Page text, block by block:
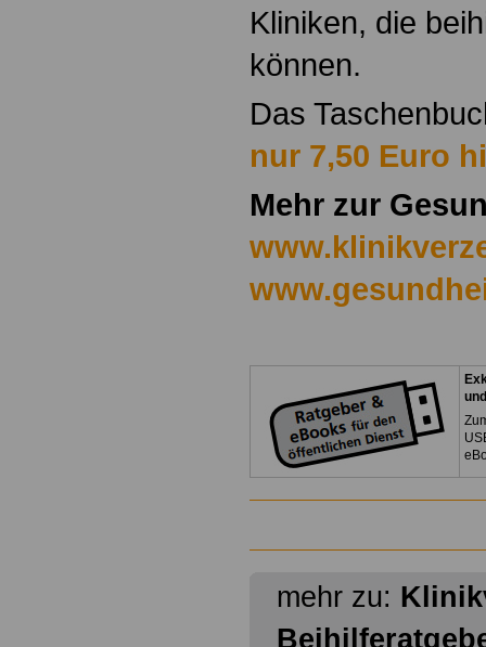
Kliniken, die
können.
Das
nur 7,50 Euro
Mehr zur
mehr zu: